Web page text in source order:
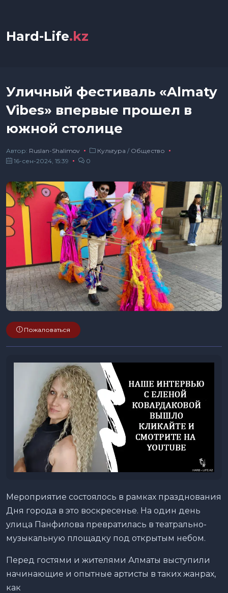
Hard-Life.kz
Уличный фестиваль «Almaty
Vibes» впервые прошел в
южной столице
Автор: Ruslan-Shalimov Культура / Общество
16-сен-2024, 15:39
0
Пожаловаться
Мероприятие состоялось в рамках празднования
Дня города в это воскресенье. На один день
улица Панфилова превратилась в театрально-
музыкальную площадку под открытым небом.
Перед гостями и жителями Алматы выступили
начинающие и опытные артисты в таких жанрах,
как